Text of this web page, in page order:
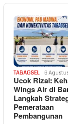
TABAGSEL 6
Ucok Rizal:
Wings Air di
Langkah
Pemerataan
Pembangunan